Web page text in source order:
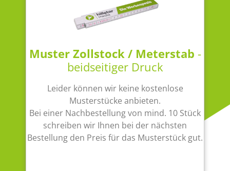
Muster Zollstock / Meterstab -
beidseitiger Druck
Leider können wir keine kostenlose
Musterstücke anbieten.
Bei einer Nachbestellung von mind. 10 Stück
schreiben wir Ihnen bei der nächsten
Bestellung den Preis für das Musterstück gut.